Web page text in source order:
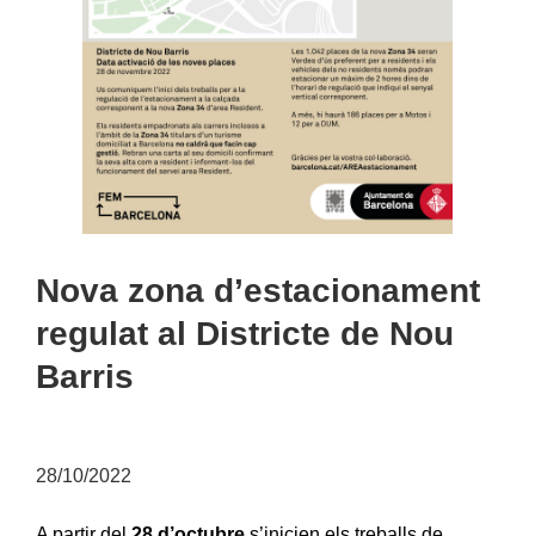
Nova zona d’estacionament
regulat al Districte de Nou
Barris
28/10/2022